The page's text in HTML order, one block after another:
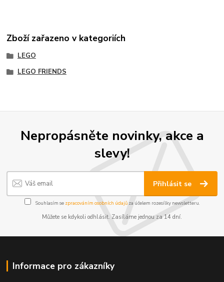
Zboží zařazeno v kategoriích
LEGO
LEGO FRIENDS
Nepropásněte novinky, akce a
slevy!
Přihlásit se
Souhlasím se zpracováním osobních údajůza účelem rozesílky newsletteru.
Můžete se kdykoli odhlásit. Zasíláme jednou za 14 dní.
Informace pro zákazníky